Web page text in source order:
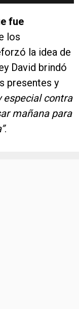
fue
los
la idea de
David brindó
presentes y
especial contra
mañana para
.